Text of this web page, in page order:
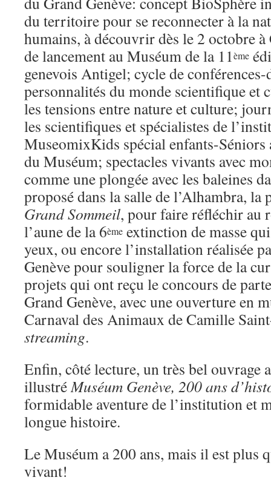
du territoire pour se reconnecter à la
humains, à découvrir dès le 2 octobre
de lancement au Muséum de la 11ème
genevois Antigel; cycle de conférences-
personnalités du monde scientifique et
les tensions entre nature et culture;
les scientifiques et spécialistes de
MuseomixKids spécial enfants-Séniors
du Muséum; spectacles vivants avec
comme une plongée avec les baleines
proposé dans la salle de l’Alhambra, la
Grand Sommeil, pour faire réfléchir au
l’aune de la 6ème extinction de masse
yeux, ou encore l’installation réalisée
Genève pour souligner la force de la
projets qui ont reçu le concours de
Grand Genève, avec une ouverture en
Carnaval des Animaux de Camille
streaming.
Enfin, côté lecture, un très bel ouvrage
illustréMuséum Genève, 200 ans
formidable aventure de l’institution et
longue histoire.
Le Muséum a 200 ans, mais il est plus
vivant!